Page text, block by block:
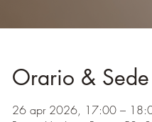
Orario & Sede
26 apr 2026, 17:00 –